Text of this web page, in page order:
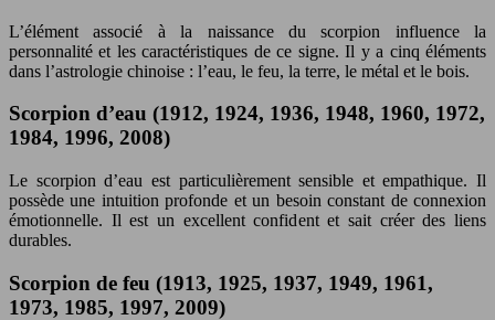
L’élément associé à la naissance du scorpion influence la
personnalité et les caractéristiques de ce signe. Il y a cinq éléments
dans l’astrologie chinoise : l’eau, le feu, la terre, le métal et le bois.
Scorpion d’eau (1912, 1924, 1936, 1948, 1960, 1972,
1984, 1996, 2008)
Le scorpion d’eau est particulièrement sensible et empathique. Il
possède une intuition profonde et un besoin constant de connexion
émotionnelle. Il est un excellent confident et sait créer des liens
durables.
Scorpion de feu (1913, 1925, 1937, 1949, 1961,
1973, 1985, 1997, 2009)